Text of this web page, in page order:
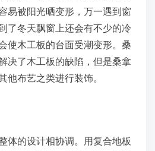
易被阳光晒变形，万一遇到窗
了冬天飘窗上还会有不少的冷
使木工板的台面受潮变形。桑
决了木工板的缺陷，但是桑拿
他布艺之类进行装饰。
体的设计相协调。用复合地板